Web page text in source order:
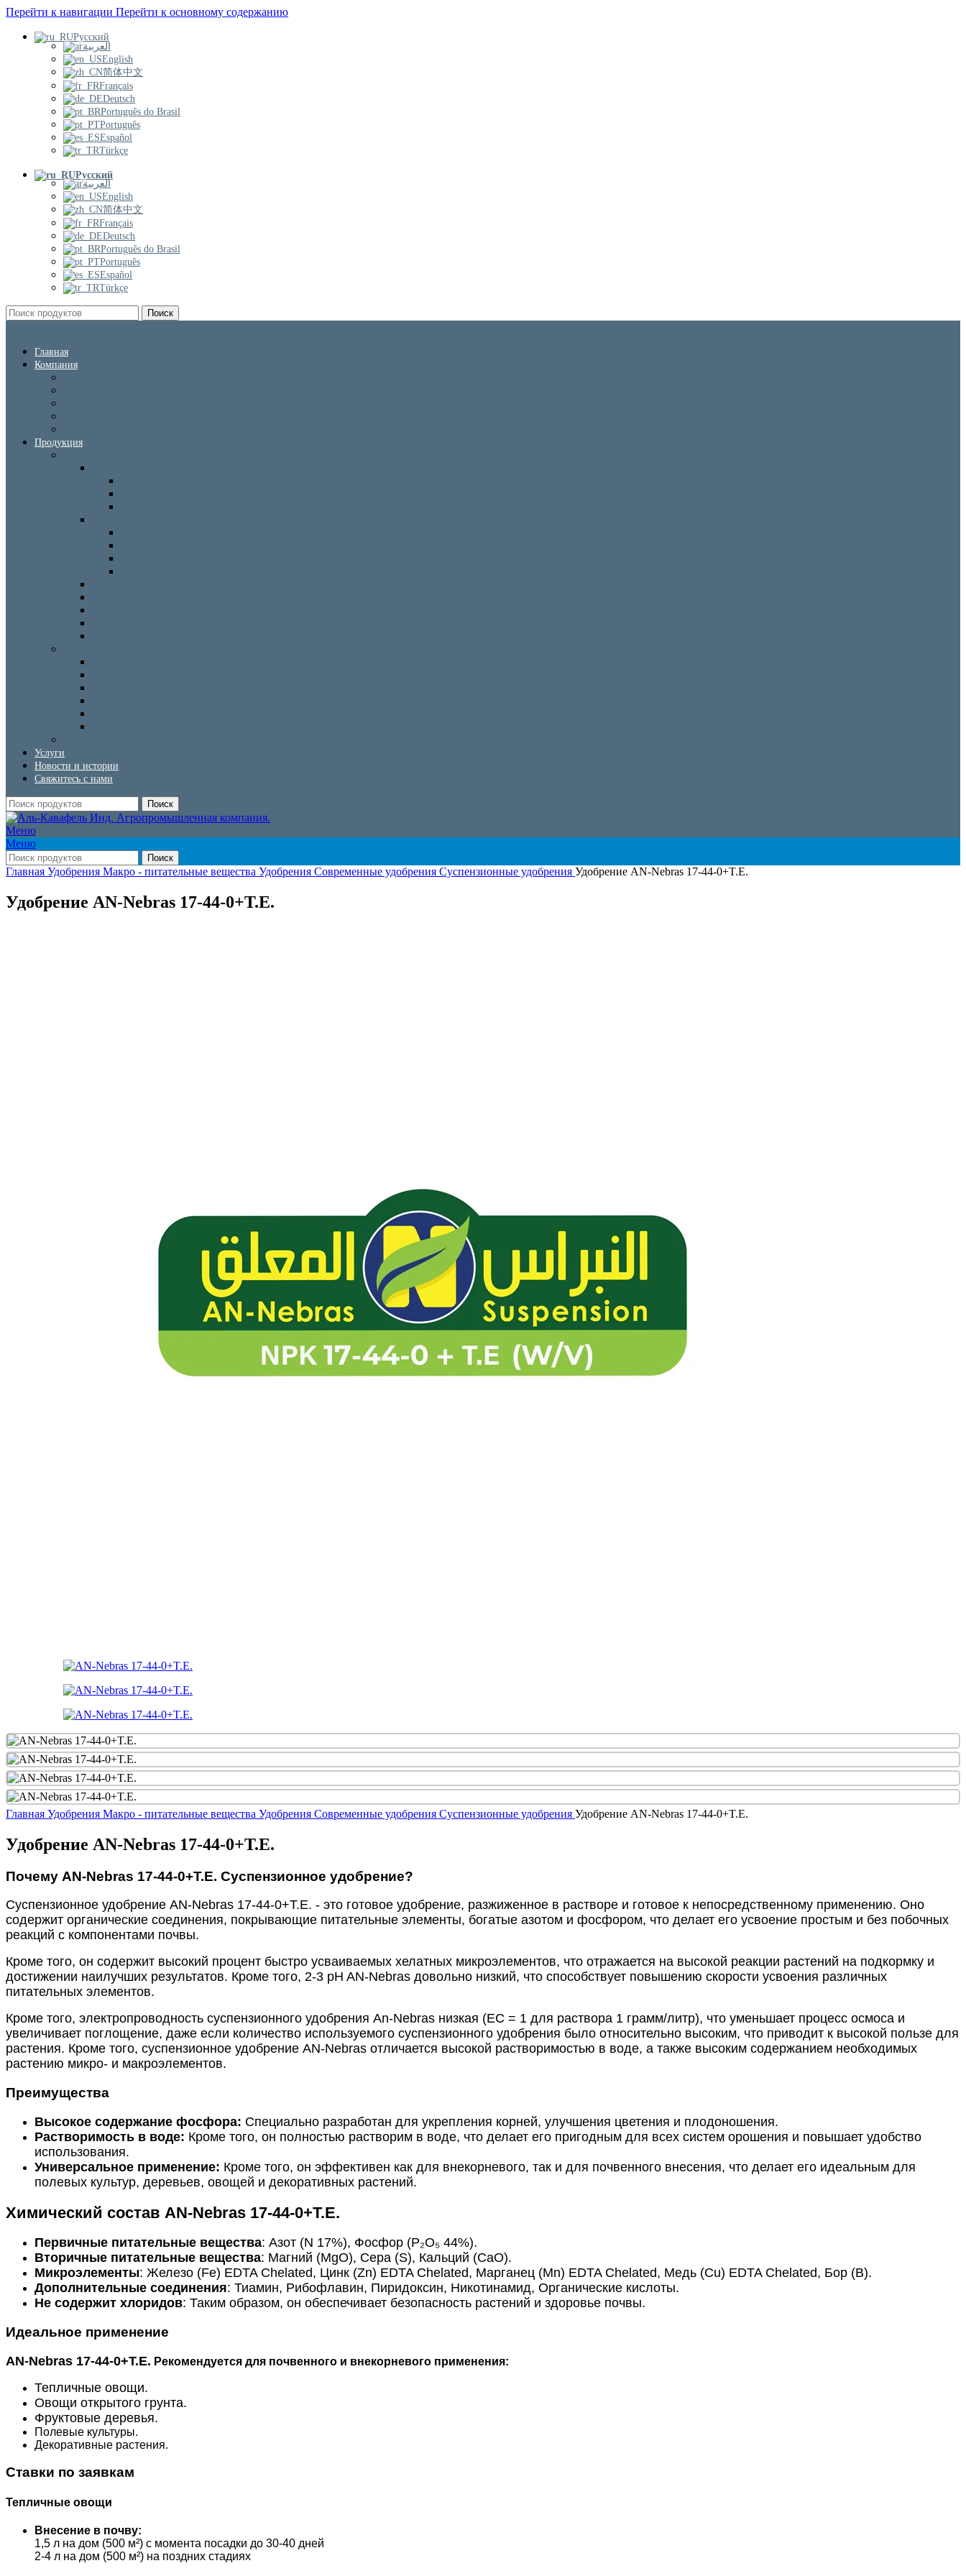
Перейти к навигации Перейти к основному содержанию
Русский
العربية
English
简体中文
Français
Deutsch
Português do Brasil
Português
Español
Türkçe
Русский
العربية
English
简体中文
Français
Deutsch
Português do Brasil
Português
Español
Türkçe
Поиск
Главная
Компания
Продукция
Услуги
Новости и истории
Свяжитесь с нами
Поиск
Меню
Меню
Поиск
Главная Удобрения Макро - питательные вещества Удобрения Современные удобрения Суспензионные удобрения Удобрение AN-Nebras 17-44-0+T.E.
Удобрение AN-Nebras 17-44-0+T.E.
Главная Удобрения Макро - питательные вещества Удобрения Современные удобрения Суспензионные удобрения Удобрение AN-Nebras 17-44-0+T.E.
Удобрение AN-Nebras 17-44-0+T.E.
Почему AN-Nebras 17-44-0+T.E. Суспензионное удобрение?
Суспензионное удобрение AN-Nebras 17-44-0+T.E. - это готовое удобрение, разжиженное в растворе и готовое к непосредственному применению. Оно
содержит органические соединения, покрывающие питательные элементы, богатые азотом и фосфором, что делает его усвоение простым и без побочных
реакций с компонентами почвы.
Кроме того, он содержит высокий процент быстро усваиваемых хелатных микроэлементов, что отражается на высокой реакции растений на подкормку и
достижении наилучших результатов. Кроме того, 2-3 pH AN-Nebras довольно низкий, что способствует повышению скорости усвоения различных
питательных элементов.
Кроме того, электропроводность суспензионного удобрения An-Nebras низкая (EC = 1 для раствора 1 грамм/литр), что уменьшает процесс осмоса и
увеличивает поглощение, даже если количество используемого суспензионного удобрения было относительно высоким, что приводит к высокой пользе для
растения. Кроме того, суспензионное удобрение AN-Nebras отличается высокой растворимостью в воде, а также высоким содержанием необходимых
растению микро- и макроэлементов.
Преимущества
Высокое содержание фосфора: Специально разработан для укрепления корней, улучшения цветения и плодоношения.
Растворимость в воде: Кроме того, он полностью растворим в воде, что делает его пригодным для всех систем орошения и повышает удобство
использования.
Универсальное применение: Кроме того, он эффективен как для внекорневого, так и для почвенного внесения, что делает его идеальным для
полевых культур, деревьев, овощей и декоративных растений.
Химический состав AN-Nebras 17-44-0+T.E.
Первичные питательные вещества: Азот (N 17%), Фосфор (P₂O₅ 44%).
Вторичные питательные вещества: Магний (MgO), Сера (S), Кальций (CaO).
Микроэлементы: Железо (Fe) EDTA Chelated, Цинк (Zn) EDTA Chelated, Марганец (Mn) EDTA Chelated, Медь (Cu) EDTA Chelated, Бор (B).
Дополнительные соединения: Тиамин, Рибофлавин, Пиридоксин, Никотинамид, Органические кислоты.
Не содержит хлоридов: Таким образом, он обеспечивает безопасность растений и здоровье почвы.
Идеальное применение
AN-Nebras 17-44-0+T.E. Рекомендуется для почвенного и внекорневого применения:
Тепличные овощи.
Овощи открытого грунта.
Фруктовые деревья.
Полевые культуры.
Декоративные растения.
Ставки по заявкам
Тепличные овощи
Внесение в почву:
1,5 л на дом (500 м²) с момента посадки до 30-40 дней
2-4 л на дом (500 м²) на поздних стадиях